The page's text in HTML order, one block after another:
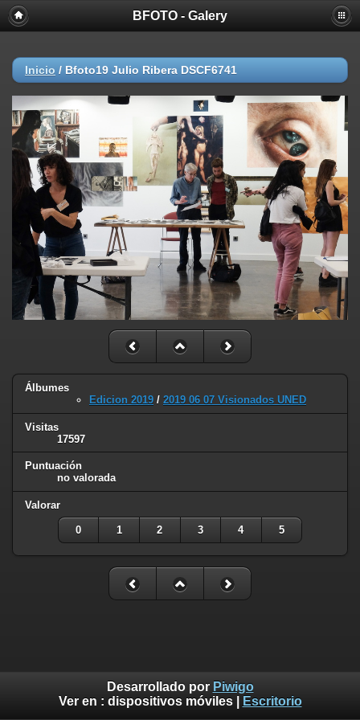
BFOTO - Galery
Inicio / Bfoto19 Julio Ribera DSCF6741
Álbumes
Edicion 2019 / 2019 06 07 Visionados UNED
Visitas
17597
Puntuación
no valorada
Valorar
0 1 2 3 4 5
Desarrollado por Piwigo
Ver en : dispositivos móviles| Escritorio